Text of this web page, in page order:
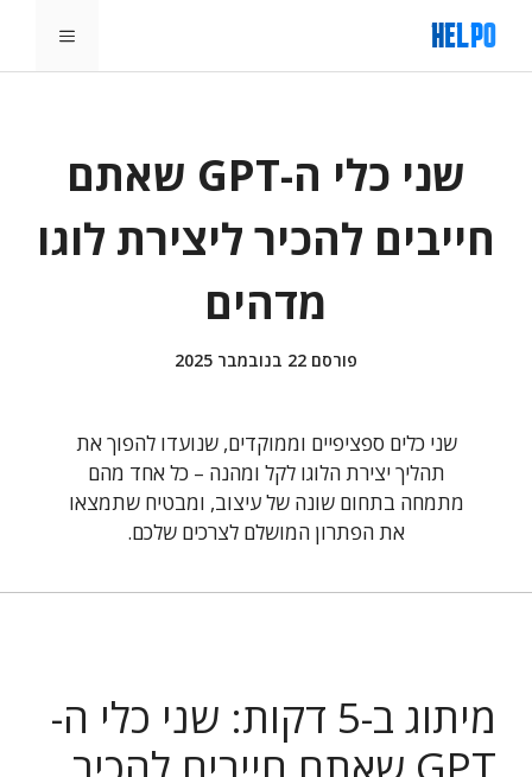
לתוכן
תפריט
שני כלי ה-GPT שאתם
חייבים להכיר ליצירת לוגו
מדהים
פורסם 22 בנובמבר 2025
שני כלים ספציפיים וממוקדים, שנועדו להפוך את
תהליך יצירת הלוגו לקל ומהנה – כל אחד מהם
מתמחה בתחום שונה של עיצוב, ומבטיח שתמצאו
את הפתרון המושלם לצרכים שלכם.
מיתוג ב-5 דקות: שני כלי ה-